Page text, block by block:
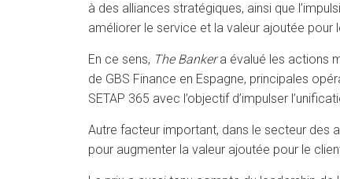
à des alliances stratégiques, ainsi que
améliorer le service et la valeur ajoutée pour
En ce sens, The Bankera évalué les actions
de GBS Finance en Espagne, principales
SETAP 365 avec l’objectif d’impulser
Autre facteur important, dans le secteur des
pour augmenter la valeur ajoutée pour le